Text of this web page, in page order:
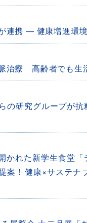
連携 ― 健康増進環
治療 高齢者でも
の研究グループが
かれた新学生食堂
案！健康×サステナ